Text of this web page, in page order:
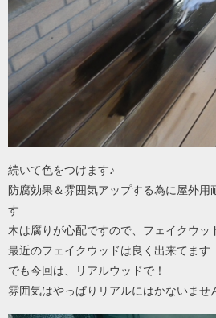
続いて色をつけます♪
防腐効果＆雰囲気アップする為に屋外用
す
木は腐りが心配ですので、フェイクウッ
最近のフェイクウッドは良く出来てます
でも今回は、リアルウッドで！
雰囲気はやっぱりリアルにはかないませ